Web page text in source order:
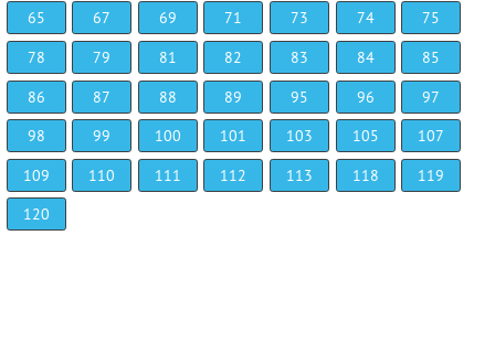
65
67 69 71 73 74
75
78
79 81 82 83 84
85
86
87 88 89 95 96
97
98
99 100 101 103 105
107
109
110 111 112 113 118
119
120